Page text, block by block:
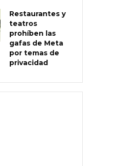
Restaurantes y
teatros
prohíben las
gafas de Meta
por temas de
privacidad